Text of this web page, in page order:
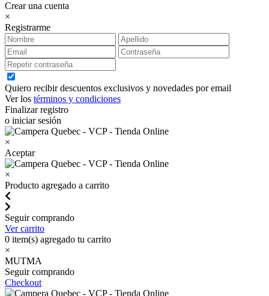
Crear una cuenta
×
Registrarme
Quiero recibir descuentos exclusivos y novedades por email
Ver los términos y condiciones
Finalizar registro
o iniciar sesión
×
Aceptar
×
Producto agregado a carrito
Seguir comprando
Ver carrito
0 item(s) agregado tu carrito
×
MUTMA
Seguir comprando
Checkout